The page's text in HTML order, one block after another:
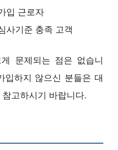
입 근로자
사기준 충족 고객
문제되는 점은 없습니
입하지 않으신 분들은 대
고하시기 바랍니다.